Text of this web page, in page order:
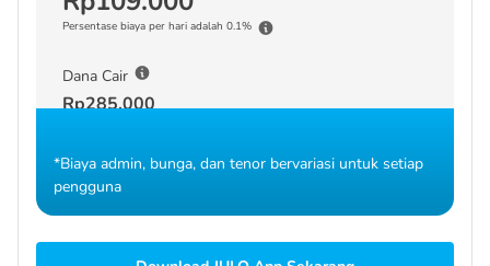
Persentase biaya per hari adalah 0.1%
Dana Cair
Rp285.000
*Biaya admin, bunga, dan tenor bervariasi untuk setiap
pengguna